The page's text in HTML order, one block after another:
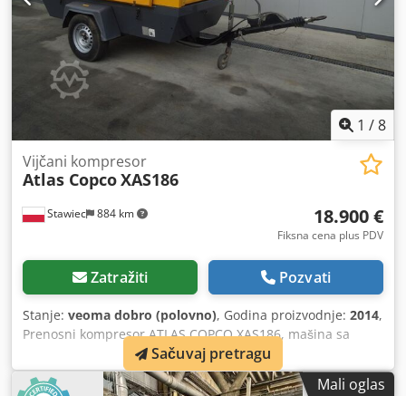
1 /8
Stawiec 884 km
Vijčani kompresor
Atlas CopcoXAS186
18.900 €
Fiksna cena plus PDV
Zatražiti Pozvati
Stanje: veoma dobro (polovno), Godina proizvodnje: 2014,
Prenosni kompresor ATLAS COPCO XAS186, mašina sa
završnim hladnjakom posle kompletnog servisa Tehnički
podaci: Djdpjyfnwgofx Aklewa Kapacitet: 11,10 m³/min;
Radni pritisak: 7 bar; Godina proizvodnje: 2014 Motor:Mali oglas
Sačuvaj pretragu